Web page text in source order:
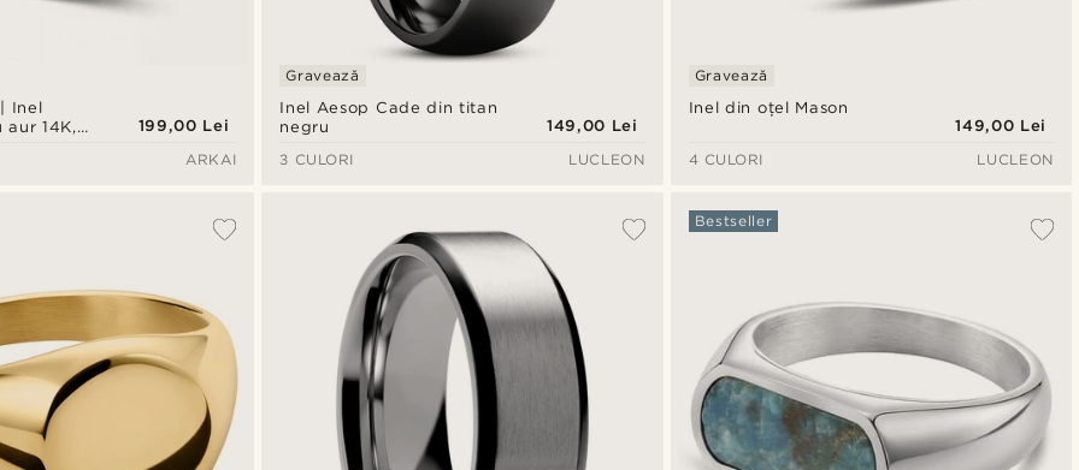
Inel
aur 14K,
199,00 Lei
ARKAI
Inel Aesop Cade din titan
negru
Gravează
149,00 Lei
3 CULORI
LUCLEON
Inel din oțel Mason
Gravează
149,00 Lei
4 CULORI
LUCLEON
Bestseller